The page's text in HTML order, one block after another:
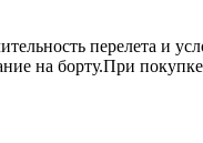
перелета и
на борту.При